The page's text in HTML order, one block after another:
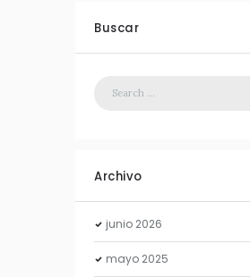
Buscar
Archivo
junio 2026
mayo 2025